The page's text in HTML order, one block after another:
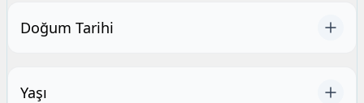
Doğum Tarihi
Yaşı